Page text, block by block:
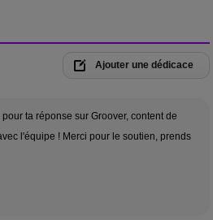
Ajouter une dédicace
ta réponse sur Groover, content de
l'équipe ! Merci pour le soutien, prends